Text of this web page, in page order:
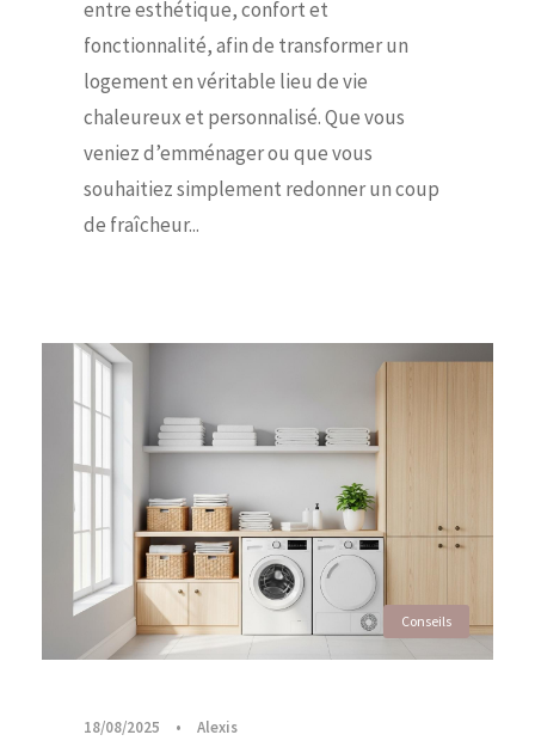
entre esthétique, confort et
fonctionnalité, afin de transformer un
logement en véritable lieu de vie
chaleureux et personnalisé. Que vous
veniez d’emménager ou que vous
souhaitiez simplement redonner un coup
de fraîcheur...
Conseils
18/08/2025 • Alexis